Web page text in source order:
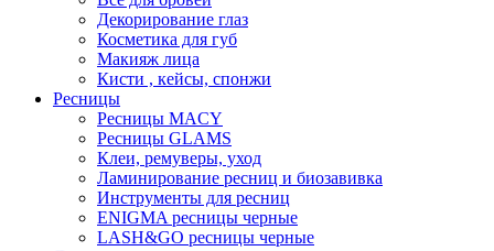
Декорирование глаз
Косметика для губ
Макияж лица
Кисти , кейсы, спонжи
Ресницы
Ресницы MACY
Ресницы GLAMS
Клеи, ремуверы, уход
Ламинирование ресниц и биозавивка
Инструменты для ресниц
ENIGMA ресницы черные
LASH&GO ресницы черные